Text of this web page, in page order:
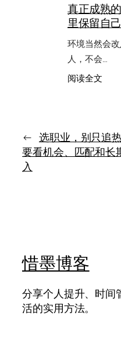
珍
贵
的，
不
是
想
直
有
真正成熟
里保留自
环境当然会
人，不会…
阅读全文：
的
人，
会
张
← 选职业，别只追
要看机会、匹配和长
入
惜墨博客
分享个人提升、时间
活的实用方法。